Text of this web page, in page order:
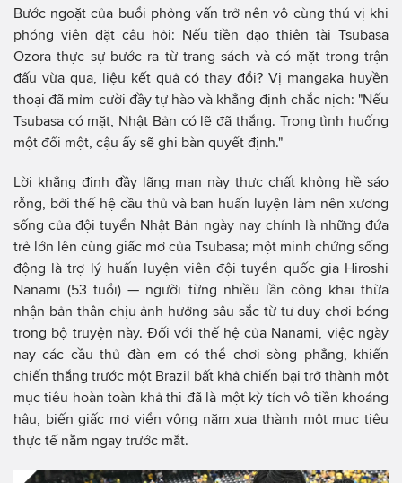
Bước ngoặt của buổi phỏng vấn trở nên vô cùng thú vị khi
phóng viên đặt câu hỏi: Nếu tiền đạo thiên tài Tsubasa
Ozora thực sự bước ra từ trang sách và có mặt trong trận
đấu vừa qua, liệu kết quả có thay đổi? Vị mangaka huyền
thoại đã mỉm cười đầy tự hào và khẳng định chắc nịch: "Nếu
Tsubasa có mặt, Nhật Bản có lẽ đã thắng. Trong tình huống
một đối một, cậu ấy sẽ ghi bàn quyết định."
Lời khẳng định đầy lãng mạn này thực chất không hề sáo
rỗng, bởi thế hệ cầu thủ và ban huấn luyện làm nên xương
sống của đội tuyển Nhật Bản ngày nay chính là những đứa
trẻ lớn lên cùng giấc mơ của Tsubasa; một minh chứng sống
động là trợ lý huấn luyện viên đội tuyển quốc gia Hiroshi
Nanami (53 tuổi) — người từng nhiều lần công khai thừa
nhận bản thân chịu ảnh hưởng sâu sắc từ tư duy chơi bóng
trong bộ truyện này. Đối với thế hệ của Nanami, việc ngày
nay các cầu thủ đàn em có thể chơi sòng phẳng, khiến
chiến thắng trước một Brazil bất khả chiến bại trở thành một
mục tiêu hoàn toàn khả thi đã là một kỳ tích vô tiền khoáng
hậu, biến giấc mơ viển vông năm xưa thành một mục tiêu
thực tế nằm ngay trước mắt.